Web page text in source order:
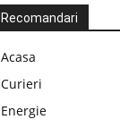
Recomandari
Acasa
Curieri
Energie